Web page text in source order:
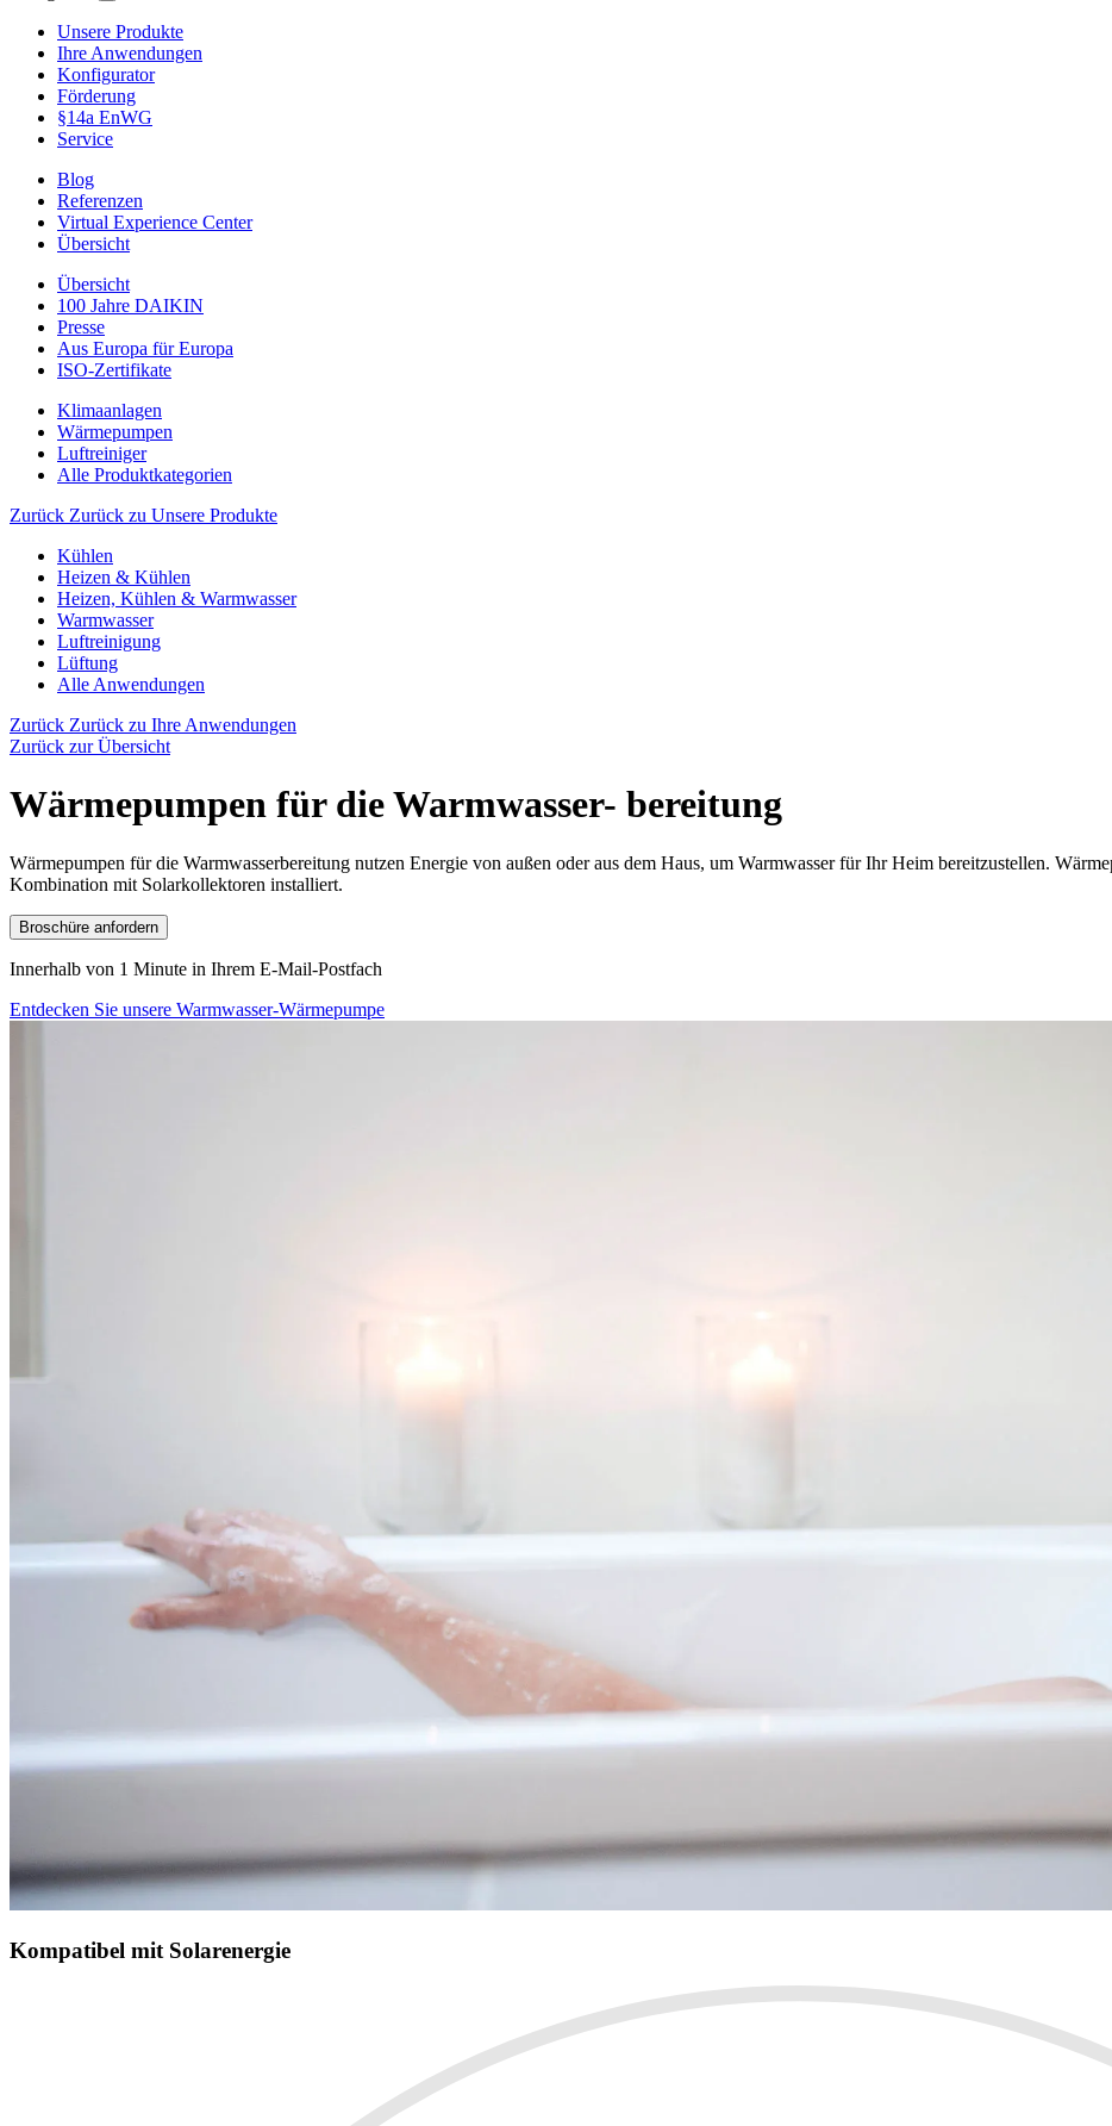
Unsere Produkte
Ihre Anwendungen
Konfigurator
Förderung
§14a EnWG
Service
Blog
Referenzen
Virtual Experience Center
Übersicht
Übersicht
100 Jahre DAIKIN
Presse
Aus Europa für Europa
ISO-Zertifikate
Klimaanlagen
Wärmepumpen
Luftreiniger
Alle Produktkategorien
Zurück Zurück zu Unsere Produkte
Kühlen
Heizen & Kühlen
Heizen, Kühlen & Warmwasser
Warmwasser
Luftreinigung
Lüftung
Alle Anwendungen
Zurück Zurück zu Ihre Anwendungen
Zurück zur Übersicht
Wärmepumpen für die Warmwasser- bereitung
Wärmepumpen für die Warmwasserbereitung nutzen Energie von außen oder aus dem Haus, um Warmwasser für Ihr Heim bereitzustellen.
Kombination mit Solarkollektoren installiert.
Broschüre anfordern
Innerhalb von 1 Minute in Ihrem E-Mail-Postfach
Entdecken Sie unsere Warmwasser-Wärmepumpe
Kompatibel mit Solarenergie